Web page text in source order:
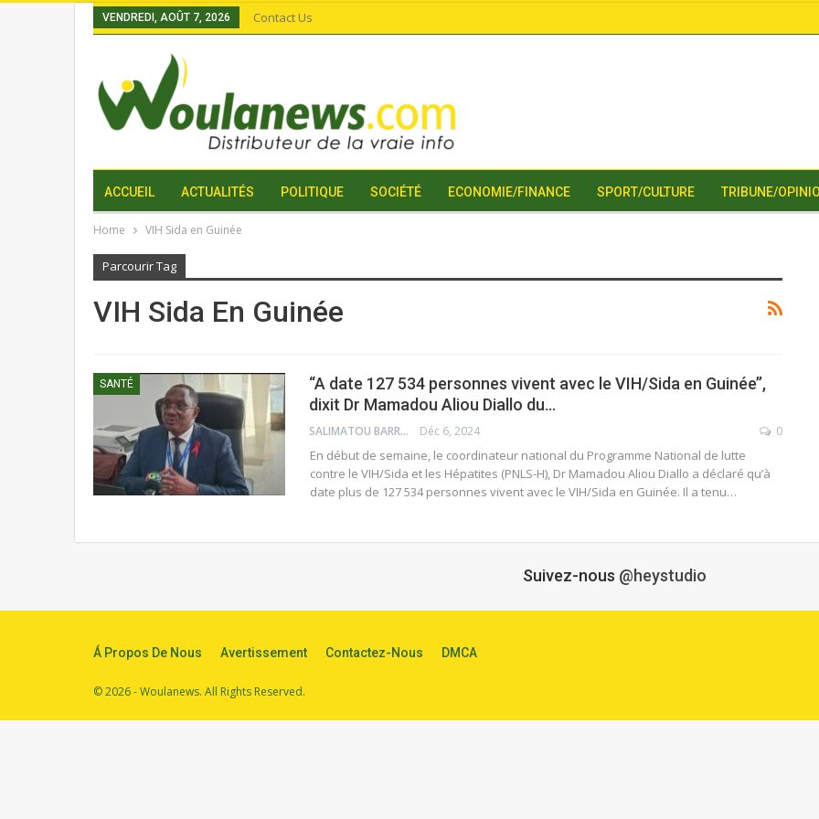
VENDREDI, AOÛT 7, 2026 Contact Us
ACCUEIL ACTUALITÉS POLITIQUE SOCIÉTÉ ECONOMIE/FINANCE SPORT/CULTURE TRIBUNE/
Home VIH Sida en Guinée
Parcourir Tag
VIH Sida En Guinée
SANTÉ
“A date 127 534 personnes vivent avec le VIH/Sida en Guinée’’,
dixit Dr Mamadou Aliou Diallo du…
SALIMATOU BARRY Déc 6, 2024 0
En début de semaine, le coordinateur national du Programme National de lutte
contre le VIH/Sida et les Hépatites (PNLS-H), Dr Mamadou Aliou Diallo a déclaré qu’à
date plus de 127 534 personnes vivent avec le VIH/Sida en Guinée. Il a tenu…
Suivez-nous @heystudio
Á Propos De Nous Avertissement Contactez-Nous DMCA
© 2026 - Woulanews. All Rights Reserved.